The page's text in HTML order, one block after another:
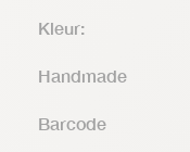
Kleur:
Handmade
Barcode